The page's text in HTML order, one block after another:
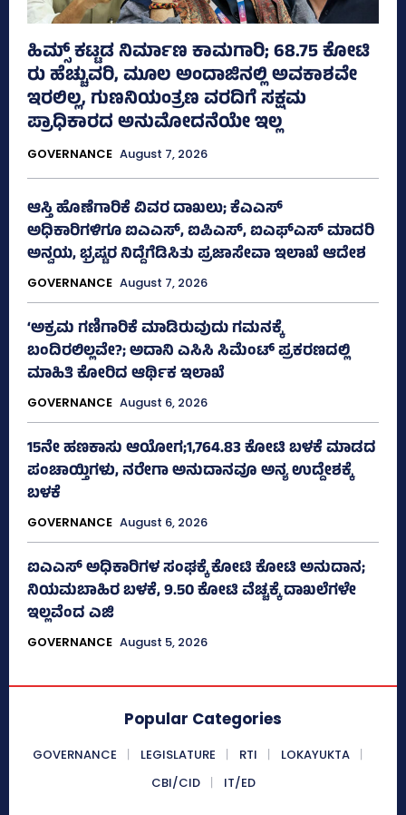
ಹಿಮ್ಸ್‌ ಕಟ್ಟಡ ನಿರ್ಮಾಣ ಕಾಮಗಾರಿ; 68.75 ಕೋಟಿ
ರು ಹೆಚ್ಚುವರಿ, ಮೂಲ ಅಂದಾಜಿನಲ್ಲಿ ಅವಕಾಶವೇ
ಇರಲಿಲ್ಲ, ಗುಣನಿಯಂತ್ರಣ ವರದಿಗೆ ಸಕ್ಷಮ
ಪ್ರಾಧಿಕಾರದ ಅನುಮೋದನೆಯೇ ಇಲ್ಲ
GOVERNANCE August 7, 2026
ಆಸ್ತಿ ಹೊಣೆಗಾರಿಕೆ ವಿವರ ದಾಖಲು; ಕೆಎಎಸ್
ಅಧಿಕಾರಿಗಳಿಗೂ ಐಎಎಸ್‌, ಐಪಿಎಸ್‌, ಐಎಫ್‌ಎಸ್‌ ಮಾದರಿ
ಅನ್ವಯ, ಭ್ರಷ್ಟರ ನಿದ್ದೆಗೆಡಿಸಿತು ಪ್ರಜಾಸೇವಾ ಇಲಾಖೆ ಆದೇಶ
GOVERNANCE August 7, 2026
‘ಅಕ್ರಮ ಗಣಿಗಾರಿಕೆ ಮಾಡಿರುವುದು ಗಮನಕ್ಕೆ
ಬಂದಿರಲಿಲ್ಲವೇ?; ಅದಾನಿ ಎಸಿಸಿ ಸಿಮೆಂಟ್ ಪ್ರಕರಣದಲ್ಲಿ
ಮಾಹಿತಿ ಕೋರಿದ ಆರ್ಥಿಕ ಇಲಾಖೆ
GOVERNANCE August 6, 2026
15ನೇ ಹಣಕಾಸು ಆಯೋಗ;1,764.83 ಕೋಟಿ ಬಳಕೆ ಮಾಡದ
ಪಂಚಾಯ್ತಿಗಳು, ನರೇಗಾ ಅನುದಾನವೂ ಅನ್ಯ ಉದ್ದೇಶಕ್ಕೆ
ಬಳಕೆ
GOVERNANCE August 6, 2026
ಐಎಎಸ್‌ ಅಧಿಕಾರಿಗಳ ಸಂಘಕ್ಕೆ ಕೋಟಿ ಕೋಟಿ ಅನುದಾನ;
ನಿಯಮಬಾಹಿರ ಬಳಕೆ, 9.50 ಕೋಟಿ ವೆಚ್ಚಕ್ಕೆ ದಾಖಲೆಗಳೇ
ಇಲ್ಲವೆಂದ ಎಜಿ
GOVERNANCE August 5, 2026
Popular Categories
GOVERNANCE LEGISLATURE RTI
LOKAYUKTA
CBI/CID
IT/ED